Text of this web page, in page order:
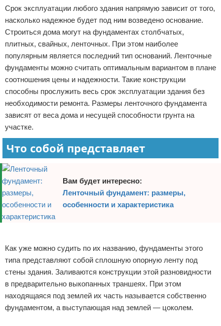
Домашний быт
Коммунальные услуги
Сантехника
Безопасность
Стройматериалы
Разное
Отказ от ответственности
Срок эксплуатации любого здания напрямую зависит от того,
насколько надежное будет под ним возведено основание.
Строиться дома могут на фундаментах столбчатых,
плитных, свайных, ленточных. При этом наиболее
популярным является последний тип оснований. Ленточные
фундаменты можно считать оптимальным вариантом в плане
соотношения цены и надежности. Такие конструкции
способны прослужить весь срок эксплуатации здания без
необходимости ремонта. Размеры ленточного фундамента
зависят от веса дома и несущей способности грунта на
участке.
Что собой представляет
Вам будет интересно:
Ленточный фундамент: размеры,
особенности и характеристика
Как уже можно судить по их названию, фундаменты этого
типа представляют собой сплошную опорную ленту под
стены здания. Заливаются конструкции этой разновидности
в предварительно выкопанных траншеях. При этом
находящаяся под землей их часть называется собственно
фундаментом, а выступающая над землей — цоколем.